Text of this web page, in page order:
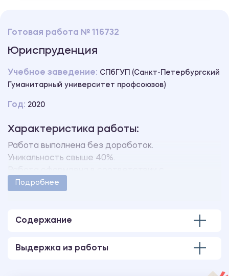
Готовая работа № 116732
Юриспруденция
Учебное заведение: СПбГУП (Санкт-Петербургский
Гуманитарный университет профсоюзов)
Год: 2020
Характеристика работы:
Работа выполнена без доработок.
Уникальность свыше 40%.
методическими указаниями учебного заведения.
Подробнее
Содержание
Выдержка из работы